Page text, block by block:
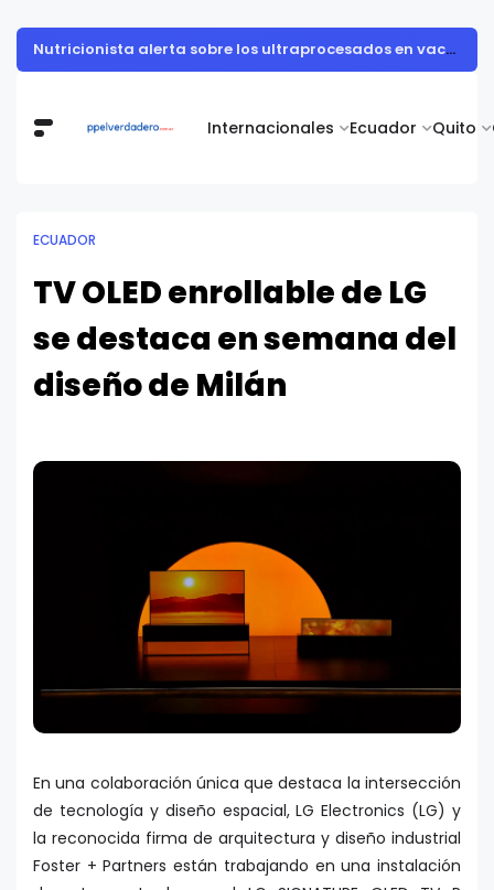
Internacionales Ecuador Quito
Muestra de arte contemporáneo reunió a cuerpo diplomático y artistas nacionales en la Academia Diplomática Galo Plaza
ECUADOR
TV OLED enrollable de LG
se destaca en semana del
diseño de Milán
En una colaboración única que destaca la intersección
de tecnología y diseño espacial, LG Electronics (LG) y
la reconocida firma de arquitectura y diseño industrial
Foster + Partners están trabajando en una instalación